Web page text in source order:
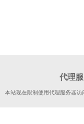
代理
本站现在限制使用代理服务器访